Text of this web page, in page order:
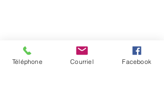
Téléphone Courriel Facebook